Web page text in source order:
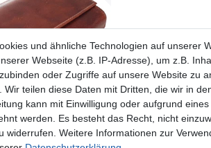
und ähnliche Technologien auf unserer
Webseite (z.B. IP-Adresse), um z.B.
oder Zugriffe auf unsere Website zu
Wir teilen diese Daten mit Dritten, die wir in
kann mit Einwilligung oder aufgrund
werden. Es besteht das Recht, nicht
widerrufen. Weitere Informationen zur